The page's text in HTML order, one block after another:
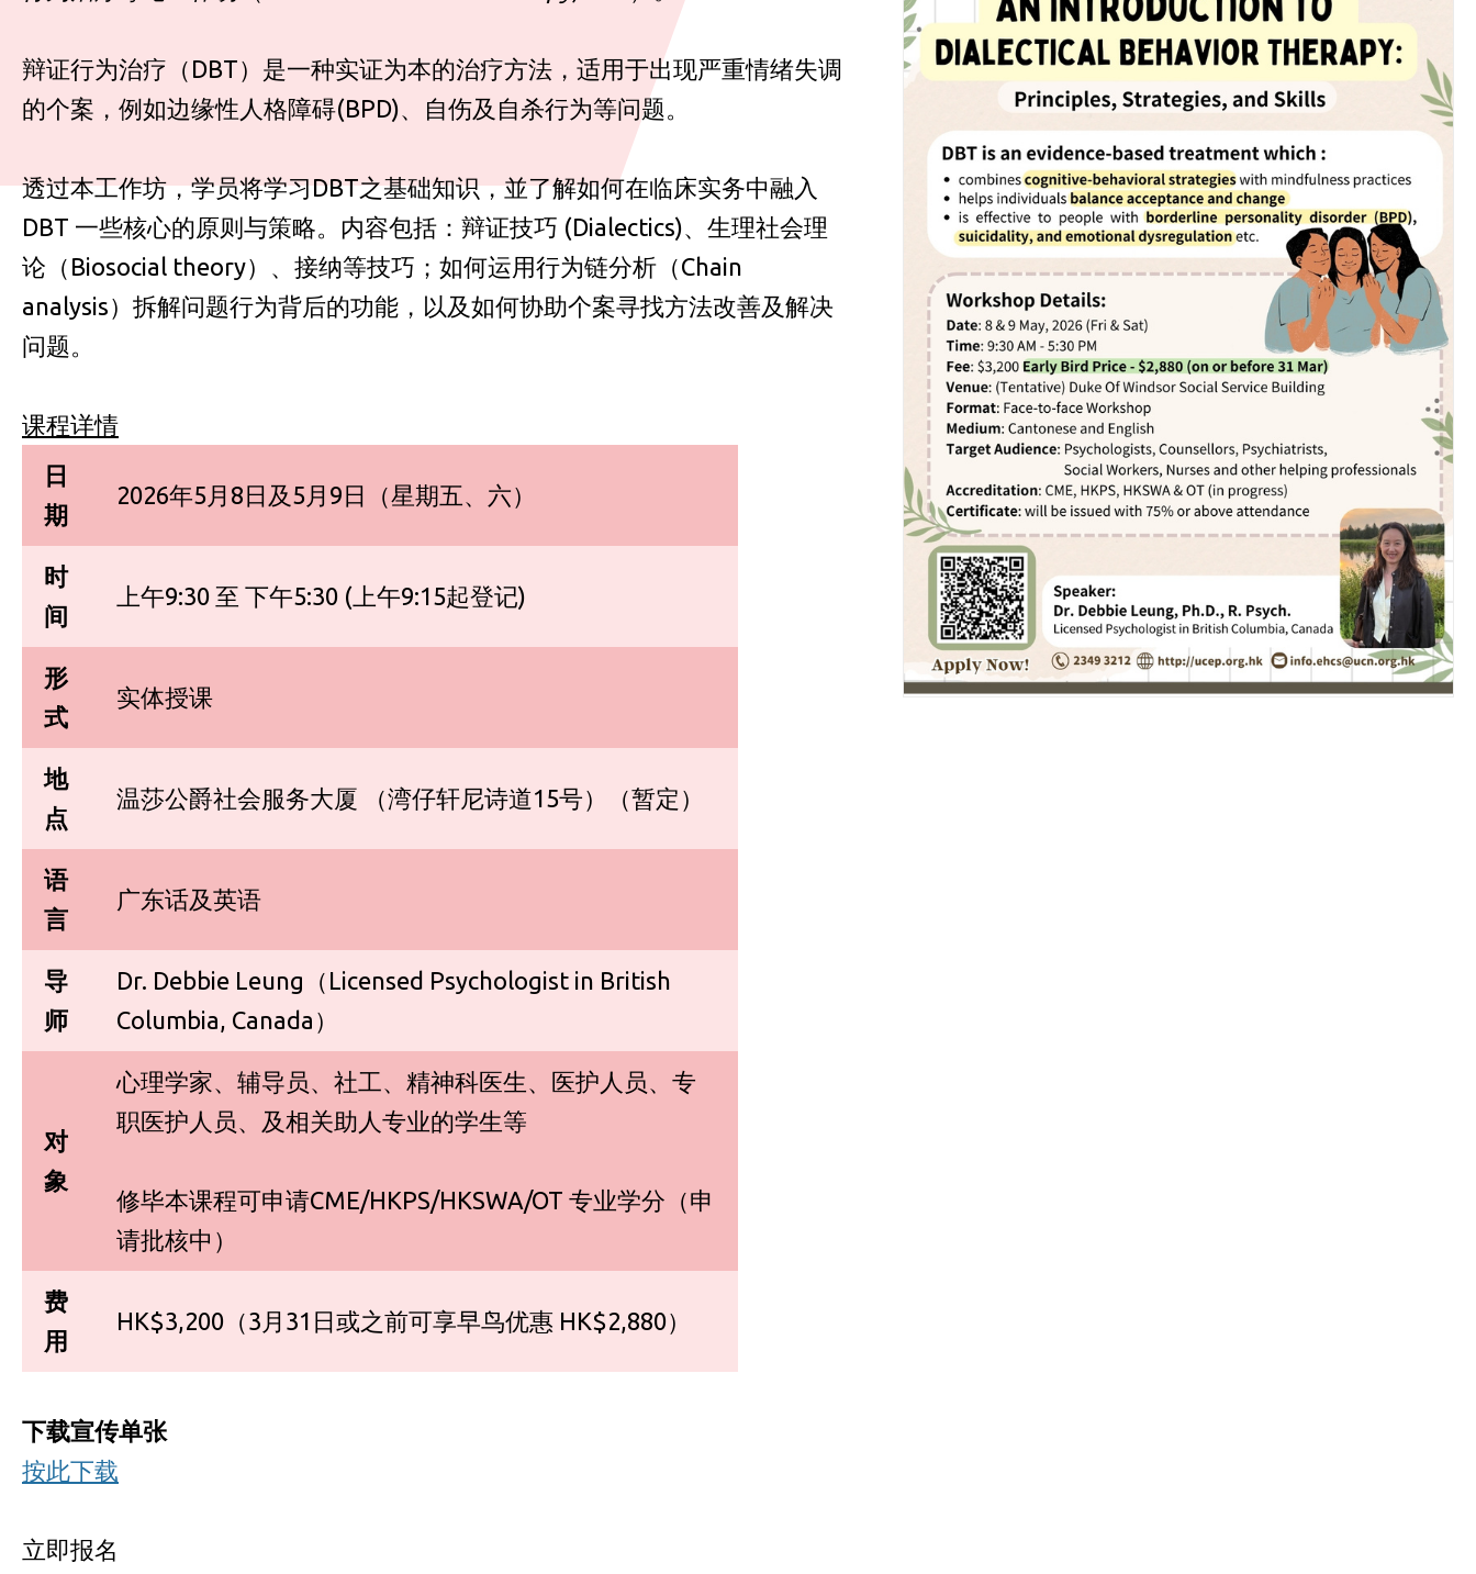
辩证行为治疗（DBT）是一种实证为本的治疗方法，适用于出现严重情绪失调
的个案，例如边缘性人格障碍(BPD)、自伤及自杀行为等问题。
透过本工作坊，学员将学习DBT之基础知识，並了解如何在临床实务中融入
DBT 一些核心的原则与策略。内容包括：辩证技巧 (Dialectics)、生理社会理
论（Biosocial theory）、接纳等技巧；如何运用行为链分析（Chain
analysis）拆解问题行为背后的功能，以及如何协助个案寻找方法改善及解决
问题。
课程详情
日
期
2026年5月8日及5月9日（星期五、六）
时
间
上午9:30 至 下午5:30 (上午9:15起登记)
形
式
实体授课
地
点
温莎公爵社会服务大厦 （湾仔轩尼诗道15号）（暂定）
语
言
广东话及英语
导
师
Dr. Debbie Leung（Licensed Psychologist in British
Columbia, Canada）
对
象
心理学家、辅导员、社工、精神科医生、医护人员、专
职医护人员、及相关助人专业的学生等
修毕本课程可申请CME/HKPS/HKSWA/OT 专业学分（申
请批核中）
费
用
HK$3,200（3月31日或之前可享早鸟优惠 HK$2,880）
下载宣传单张
按此下载
立即报名